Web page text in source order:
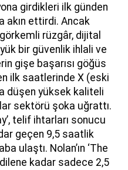
girdikleri ilk günden
akın ettirdi. Ancak
rüzgâr, dijital
bir güvenlik ihlali ve
gişe başarısı göğüs
ilk saatlerinde X (eski
düşen yüksek kaliteli
sektörü şoka uğrattı.
telif ihtarları sonucu
geçen 9,5 saatlik
ulaştı. Nolan’ın ‘The
kadar sadece 2,5